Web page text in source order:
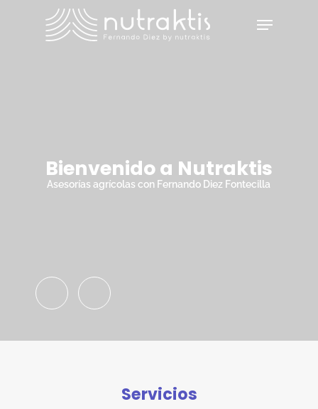
Menu
Bienvenido a Nutraktis
Asesorías agrícolas con Fernando Diez Fontecilla
Servicios